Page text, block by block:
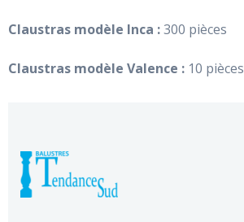
Claustras modèle Inca :300 pièces
Claustras modèle Valence : 10 pièces